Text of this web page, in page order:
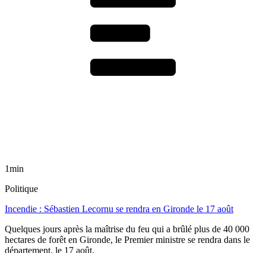
1min
Politique
Incendie : Sébastien Lecornu se rendra en Gironde le 17 août
Quelques jours après la maîtrise du feu qui a brûlé plus de 40 000
hectares de forêt en Gironde, le Premier ministre se rendra dans le
département, le 17 août.